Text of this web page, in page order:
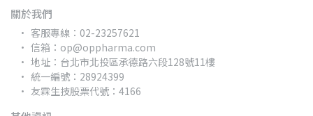
關於我們
客服專線：02-23257621
信箱：op@oppharma.com
地址：台北市北投區承德路六段128號11樓
統一編號：28924399
友霖生技股票代號：4166